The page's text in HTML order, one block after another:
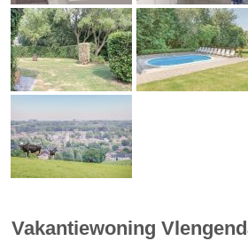
Vakantiewoning